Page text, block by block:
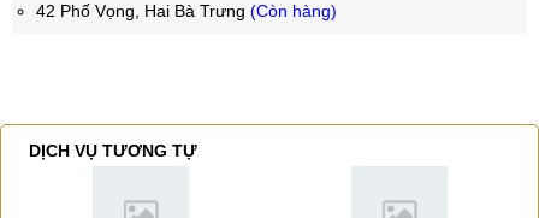
42 Phố Vọng, Hai Bà Trưng (Còn hàng)
DỊCH VỤ TƯƠNG TỰ